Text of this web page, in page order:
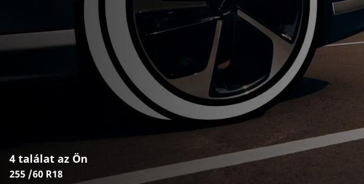
4 találat az Ön
255 /60 R18